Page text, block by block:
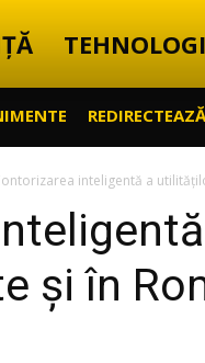
inteligentă a
și în